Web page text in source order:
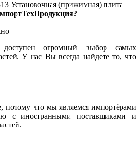
Установочная (прижимная) плита
огромный выбор самых
У нас Вы всегда найдете то, что
что мы являемся импортёрами
с иностранными поставщиками и